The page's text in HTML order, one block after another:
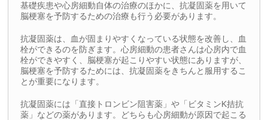
基礎疾患や心房細動自体の治療のほかに、抗凝固薬を用いて
脳梗塞を予防するための治療も行う必要があります。
抗凝固薬は、血が固まりやすくなっている状態を改善し、血
栓ができるのを防ぎます。心房細動の患者さんは心房内で血
栓ができやすく、脳梗塞が起こりやすい状態にありますが、
脳梗塞を予防するためには、抗凝固薬をきちんと服用するこ
とが重要になります。
抗凝固薬には「直接トロンビン阻害薬」や「ビタミンK拮抗
薬」などの薬があります。どちらも心房細動が原因で起こる